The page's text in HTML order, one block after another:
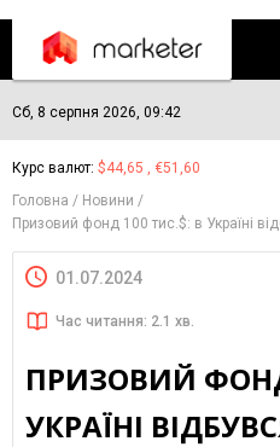
Сб, 8 серпня 2026, 09:42
Курс валют: $44,65 , €51,60
Головна
Новини
Призовий фонд 100 тис.$: в Україні
01.07.2024
Час читання: 2.1 хв.
ПРИЗОВИЙ
УКРАЇНІ